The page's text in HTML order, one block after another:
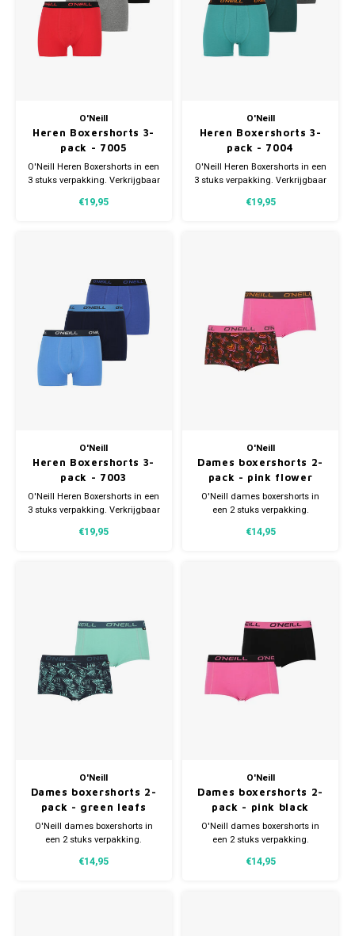
O'Neill
Heren Boxershorts 3-
pack - 7005
O'Neill Heren Boxershorts in een
3 stuks verpakking. Verkrijgbaar
Gemaakt van 95% Katoen en 5%
€19,95
O'Neill
Heren Boxershorts 3-
pack - 7004
O'Neill Heren Boxershorts in een
3 stuks verpakking. Verkrijgbaar
Gemaakt van 95% Katoen en 5%
€19,95
O'Neill
Heren Boxershorts 3-
pack - 7003
O'Neill Heren Boxershorts in een
3 stuks verpakking. Verkrijgbaar
Gemaakt van 95% Katoen en 5%
€19,95
O'Neill
Dames boxershorts 2-
pack - pink flower
power
O'Neill dames boxershorts in
een 2 stuks verpakking.
maten. Gemaakt van 95%
€14,95
O'Neill
Dames boxershorts 2-
pack - green leafs
O'Neill dames boxershorts in
een 2 stuks verpakking.
maten. Gemaakt van 95%
€14,95
O'Neill
Dames boxershorts 2-
pack - pink black
O'Neill dames boxershorts in
een 2 stuks verpakking.
maten. Gemaakt van 95%
€14,95